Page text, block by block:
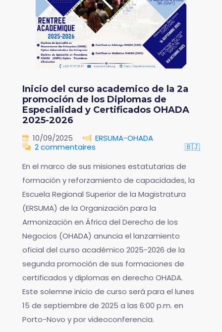
Inicio del curso academico de la 2a
promoción de los Diplomas de
Especialidad y Certificados OHADA
2025-2026
10/09/2025
ERSUMA-OHADA
2 commentaires
🇧🇯
En el marco de sus misiones estatutarias de
formación y reforzamiento de capacidades, la
Escuela Regional Superior de la Magistratura
(ERSUMA) de la Organización para la
Armonización en África del Derecho de los
Negocios (OHADA) anuncia el lanzamiento
oficial del curso académico 2025-2026 de la
segunda promoción de sus formaciones de
certificados y diplomas en derecho OHADA.
Este solemne inicio de curso será para el lunes
15 de septiembre de 2025 a las 6:00 p.m. en
Porto-Novo y por videoconferencia.